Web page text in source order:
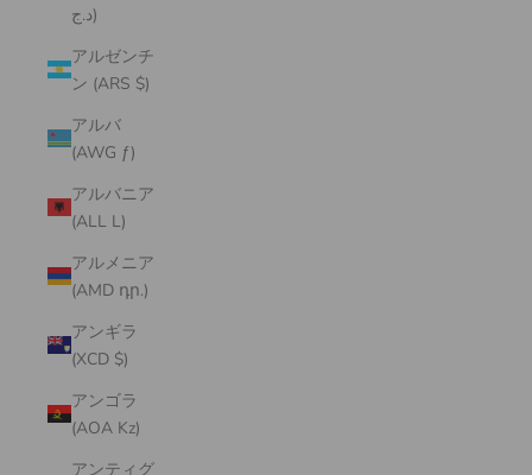
د.ج)
アルゼンチ
ン (ARS $)
アルバ
(AWG ƒ)
アルバニア
(ALL L)
アルメニア
(AMD դր.)
アンギラ
(XCD $)
アンゴラ
(AOA Kz)
アンティグ